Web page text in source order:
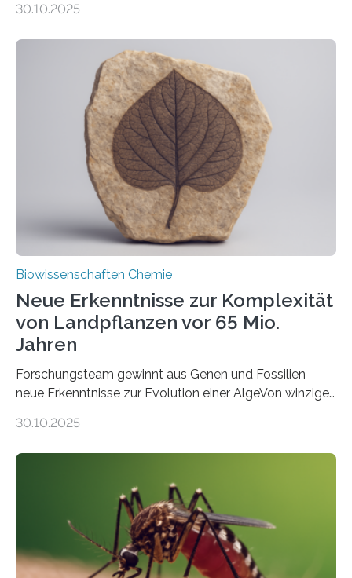
erfüllen können, müssen zahlreiche Enzyme präzise in
der Ruhr-Universität Bochum um Prof. Dr. Ralf Erdmann
und Dr. Ismaila Francis Yusuf hat nun einen bislang
unbekannten Qualitätskontrollmechanismus des
peroxisomalen Proteintransports in der Bäckerhefe
Saccharomyces cerevisiae entdeckt, der für die
Funktionsfähigkeit der Organellen entscheidend ist. Die
Studie wurde am 28. Oktober 2025 in der
Fachzeitschrift…
30.10.2025
Biowissenschaften Chemie
Neue Erkenntnisse zur Komplexität
von Landpflanzen vor 65 Mio.
Jahren
Forschungsteam gewinnt aus Genen und Fossilien
neue Erkenntnisse zur Evolution einer AlgeVon winzigen
Landpflanzen zählen zu den komplexesten
Grünalgen, die vor Hunderten von Millionen Jahren
lebten. Unter den Vorfahren sticht eine Gruppe heraus,
die noch heute in der Natur vorkommt: die
Süßwasseralge Coleochaetophyceae. Einige Arten
dieser Gruppe bilden aus Zellfäden dichte Geflechte
30.10.2025